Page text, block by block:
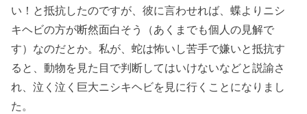
い！と抵抗したのですが、彼に言わせれば、蝶よりニシ
キヘビの方が断然面白そう（あくまでも個人の見解で
す）なのだとか。私が、蛇は怖いし苦手で嫌いと抵抗す
ると、動物を見た目で判断してはいけないなどと説諭さ
れ、泣く泣く巨大ニシキヘビを見に行くことになりまし
た。